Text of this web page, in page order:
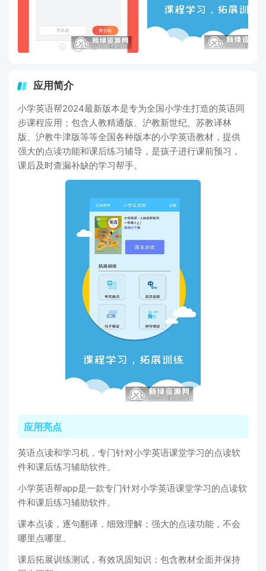
应用简介
小学英语帮2024最新版本是专为全国小学生打造的英语同
步课程应用；包含人教精通版、沪教新世纪、苏教译林
版、沪教牛津版等等全国各种版本的小学英语教材，提供
强大的点读功能和课后练习辅导，是孩子进行课前预习，
课后及时查漏补缺的学习帮手。
应用亮点
英语点读和学习机，专门针对小学英语课堂学习的点读软
件和课后练习辅助软件。
小学英语帮app是一款专门针对小学英语课堂学习的点读软
件和课后练习辅助软件。
课本点读，逐句翻译，细致理解；强大的点读功能，不会
哪里点哪里。
课后拓展训练测试，有效巩固知识；包含教材全面并保持